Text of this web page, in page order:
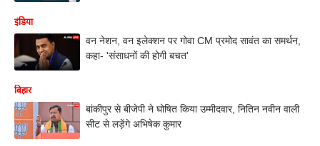
इंडिया
वन नेशन, वन इलेक्शन पर गोवा CM प्रमोद सावंत का समर्थन,
कहा- 'संसाधनों की होगी बचत'
बिहार
बांकीपुर से बीजेपी ने घोषित किया उम्मीदवार, नितिन नवीन वाली
सीट से लड़ेंगे अभिषेक कुमार